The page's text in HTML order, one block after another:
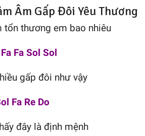
Âm Gấp Đôi Yêu Thương
tổn thương em bao nhiêu
Fa Sol Sol
gấp đôi như vậy
Fa Re Do
đây là định mệnh